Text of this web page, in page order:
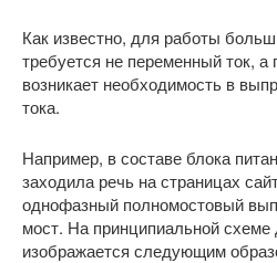
Как известно, для работы
требуется не переменный ток,
возникает необходимость в
тока.
Например, в составе блока
заходила речь на страницах
однофазный полномостовый
мост. На принципиальной
изображается следующим